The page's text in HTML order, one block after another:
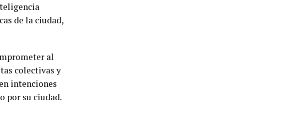
de la ciudad,
al
colectivas y
intenciones
por su ciudad.